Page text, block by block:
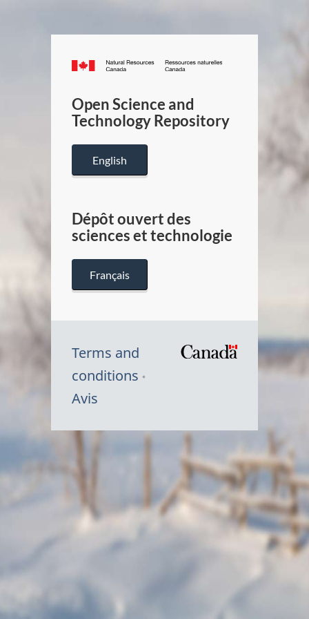
Canada.ca
/
Canada
Open Science and
Technology Repository
English
Dépôt ouvert des
sciences et technologie
Français
Terms and
conditions
Avis
Symbole
Canada